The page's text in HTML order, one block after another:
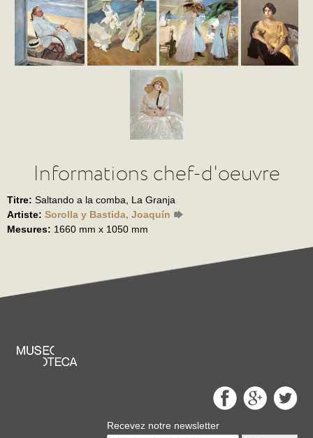
Informations chef-d'oeuvre
Titre: Saltando a la comba, La Granja
Artiste: Sorolla y Bastida, Joaquín
Mesures: 1660 mm x 1050 mm
Recevez notre newsletter